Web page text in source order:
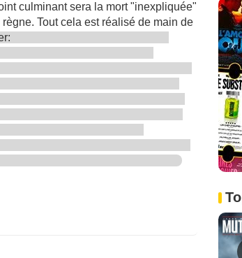
culminant sera la mort "inexpliquée"
Tout cela est réalisé de main de